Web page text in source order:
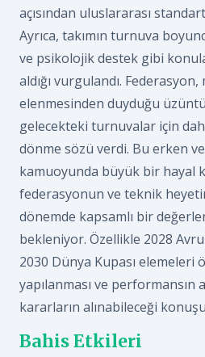
açısından uluslararası
Ayrıca, takımın turnuva
ve psikolojik destek gibi
aldığı vurgulandı. Federasyon,
elenmesinden duyduğu
gelecekteki turnuvalar için
dönme sözü verdi. Bu erken
kamuoyunda büyük bir hayal
federasyonun ve teknik
dönemde kapsamlı bir
bekleniyor. Özellikle 2028
2030 Dünya Kupası elemeleri
yapılanması ve performansın
kararların alınabileceği
Bahis Etkileri